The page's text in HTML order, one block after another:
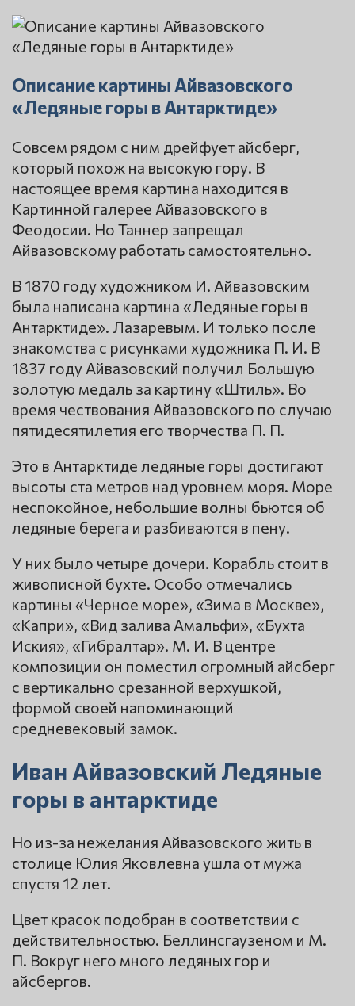
Описание картины Айвазовского
«Ледяные горы в Антарктиде»
Совсем рядом с ним дрейфует айсберг,
который похож на высокую гору. В
настоящее время картина находится в
Картинной галерее Айвазовского в
Феодосии. Но Таннер запрещал
Айвазовскому работать самостоятельно.
В 1870 году художником И. Айвазовским
была написана картина «Ледяные горы в
Антарктиде». Лазаревым. И только после
знакомства с рисунками художника П. И. В
1837 году Айвазовский получил Большую
золотую медаль за картину «Штиль». Во
время чествования Айвазовского по случаю
пятидесятилетия его творчества П. П.
Это в Антарктиде ледяные горы достигают
высоты ста метров над уровнем моря. Море
неспокойное, небольшие волны бьются об
ледяные берега и разбиваются в пену.
У них было четыре дочери. Корабль стоит в
живописной бухте. Особо отмечались
картины «Черное море», «Зима в Москве»,
«Капри», «Вид залива Амальфи», «Бухта
Иския», «Гибралтар». М. И. В центре
композиции он поместил огромный айсберг
с вертикально срезанной верхушкой,
формой своей напоминающий
средневековый замок.
Иван Айвазовский Ледяные
горы в антарктиде
Но из-за нежелания Айвазовского жить в
столице Юлия Яковлевна ушла от мужа
спустя 12 лет.
Цвет красок подобран в соответствии с
действительностью. Беллинсгаузеном и М.
П. Вокруг него много ледяных гор и
айсбергов.